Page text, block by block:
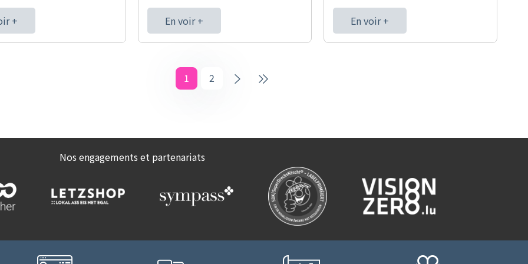
+ En voir + En voir +
1 2
Nos engagements et partenariats